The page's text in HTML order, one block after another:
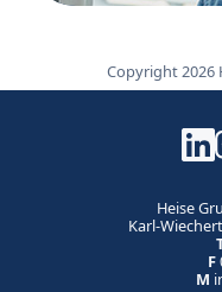
Copyright 2026
Heise
Karl-
F
M